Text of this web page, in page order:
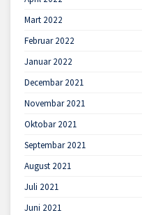
Mart 2022
Februar 2022
Januar 2022
Decembar 2021
Novembar 2021
Oktobar 2021
Septembar 2021
August 2021
Juli 2021
Juni 2021